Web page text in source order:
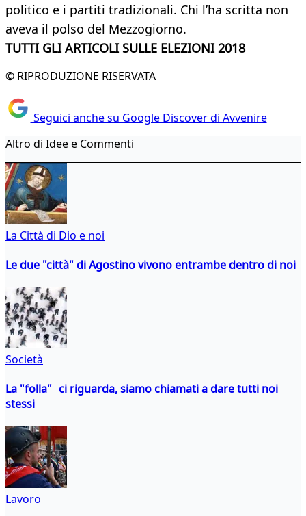
politico e i partiti tradizionali. Chi l’ha scritta non
aveva il polso del Mezzogiorno.
TUTTI GLI ARTICOLI SULLE ELEZIONI 2018
© RIPRODUZIONE RISERVATA
Seguici anche su Google Discover di Avvenire
Altro di Idee e Commenti
La Città di Dio e noi
Le due "città" di Agostino vivono entrambe dentro di noi
Società
La "folla" ci riguarda, siamo chiamati a dare tutti noi
stessi
Lavoro